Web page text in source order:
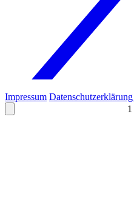
1
Impressum Datenschutzerklärung